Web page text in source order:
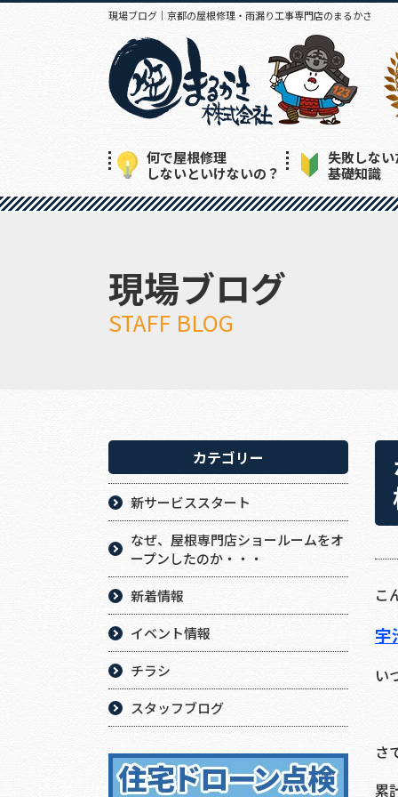
現場ブログ｜京都の屋根修理・雨漏り工事専門店のまるかさ
何で屋根修理
しないといけないの？
失敗しな
基礎知識
現場ブログ
STAFF BLOG
こ
宇
い
さ
累
カテゴリー
新サービススタート
なぜ、屋根専門店ショールームをオ
ープンしたのか・・・
新着情報
イベント情報
チラシ
スタッフブログ